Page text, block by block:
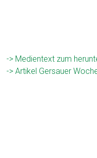
-> Medientext zum
-> Artikel Gersauer